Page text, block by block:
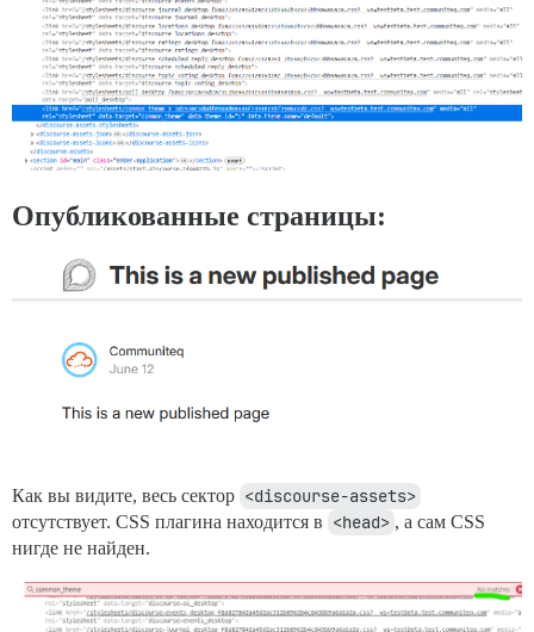
Опубликованные страницы:
Как вы видите, весь сектор <discourse-assets>
отсутствует. CSS плагина находится в <head> , а сам CSS
нигде не найден.